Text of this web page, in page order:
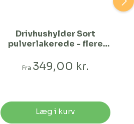
Drivhushylder Sort
pulverlakerede - flere
x 20 cm
Fra 349,00 kr.
Læg i kurv